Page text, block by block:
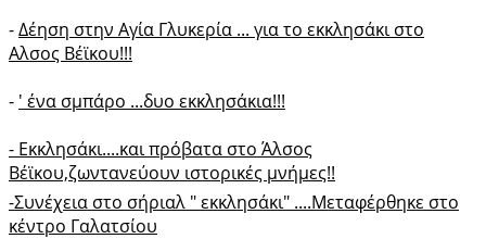
-Δέηση στην Αγία Γλυκερία ... για το εκκλησάκι στο
Αλσος Βέϊκου!!!
- ' ένα σμπάρο ...δυο εκκλησάκια!!!
- Εκκλησάκι....και πρόβατα στο Άλσος
Βέϊκου,ζωντανεύουν ιστορικές μνήμες!!
-Συνέχεια στο σήριαλ " εκκλησάκι" ....Μεταφέρθηκε στο
κέντρο Γαλατσίου